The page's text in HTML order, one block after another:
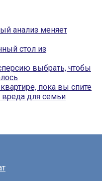
анализ меняет
стол из
выбрать, чтобы
пока вы спите
вреда для семьи